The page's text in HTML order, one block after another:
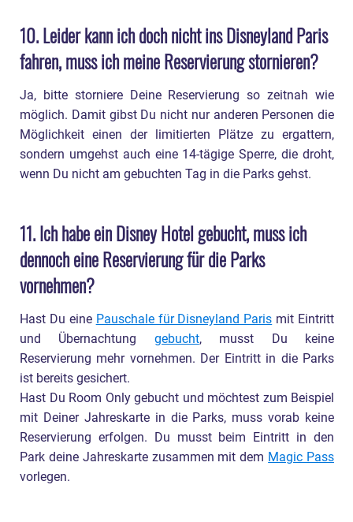
10. Leider kann ich doch nicht ins Disneyland Paris
fahren, muss ich meine Reservierung stornieren?
Ja, bitte storniere Deine Reservierung so zeitnah wie
möglich. Damit gibst Du nicht nur anderen Personen die
Möglichkeit einen der limitierten Plätze zu ergattern,
sondern umgehst auch eine 14-tägige Sperre, die droht,
wenn Du nicht am gebuchten Tag in die Parks gehst.
11. Ich habe ein Disney Hotel gebucht, muss ich
dennoch eine Reservierung für die Parks
vornehmen?
Hast Du eine Pauschale für Disneyland Paris mit Eintritt
und Übernachtung gebucht, musst Du keine
Reservierung mehr vornehmen. Der Eintritt in die Parks
ist bereits gesichert.
Hast Du Room Only gebucht und möchtest zum Beispiel
mit Deiner Jahreskarte in die Parks, muss vorab keine
Reservierung erfolgen. Du musst beim Eintritt in den
Park deine Jahreskarte zusammen mit dem Magic Pass
vorlegen.